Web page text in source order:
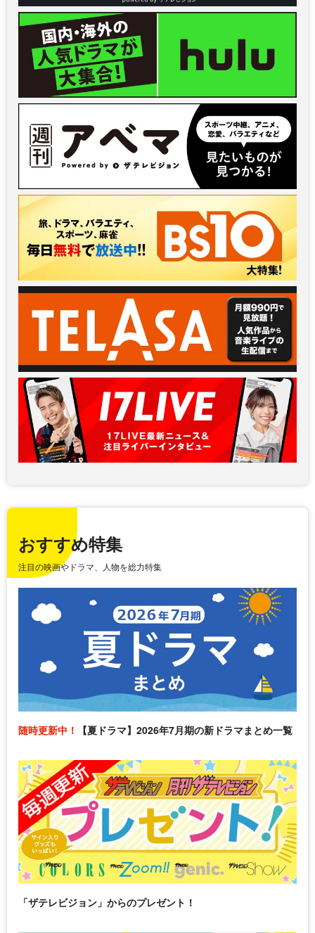
おすすめ特集
注目の映画やドラマ、人物を総力特集
随時更新中！ 【夏ドラマ】2026年7月期の新ドラマまとめ一覧
「ザテレビジョン」からのプレゼント！